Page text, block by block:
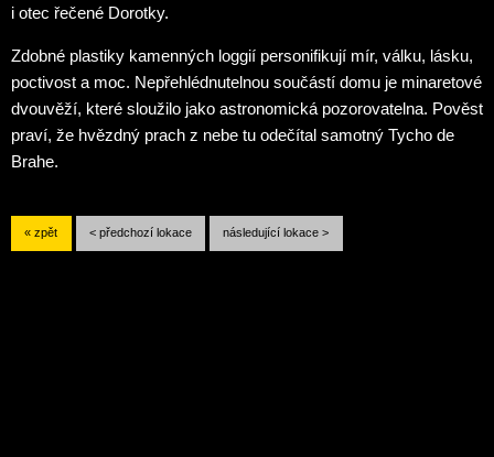
i otec řečené Dorotky.
Zdobné plastiky kamenných loggií personifikují mír, válku, lásku,
poctivost a moc. Nepřehlédnutelnou součástí domu je minaretové
dvouvěží, které sloužilo jako astronomická pozorovatelna. Pověst
praví, že hvězdný prach z nebe tu odečítal samotný Tycho de
Brahe.
« zpět < předchozí lokace následující lokace >